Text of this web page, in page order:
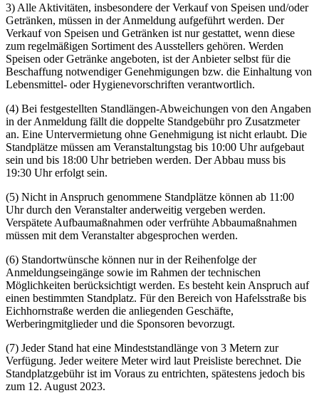
3) Alle Aktivitäten, insbesondere der Verkauf von Speisen und/oder
Getränken, müssen in der Anmeldung aufgeführt werden. Der
Verkauf von Speisen und Getränken ist nur gestattet, wenn diese
zum regelmäßigen Sortiment des Ausstellers gehören. Werden
Speisen oder Getränke angeboten, ist der Anbieter selbst für die
Beschaffung notwendiger Genehmigungen bzw. die Einhaltung von
Lebensmittel- oder Hygienevorschriften verantwortlich.
(4) Bei festgestellten Standlängen-Abweichungen von den Angaben
in der Anmeldung fällt die doppelte Standgebühr pro Zusatzmeter
an. Eine Untervermietung ohne Genehmigung ist nicht erlaubt. Die
Standplätze müssen am Veranstaltungstag bis 10:00 Uhr aufgebaut
sein und bis 18:00 Uhr betrieben werden. Der Abbau muss bis
19:30 Uhr erfolgt sein.
(5) Nicht in Anspruch genommene Standplätze können ab 11:00
Uhr durch den Veranstalter anderweitig vergeben werden.
Verspätete Aufbaumaßnahmen oder verfrühte Abbaumaßnahmen
müssen mit dem Veranstalter abgesprochen werden.
(6) Standortwünsche können nur in der Reihenfolge der
Anmeldungseingänge sowie im Rahmen der technischen
Möglichkeiten berücksichtigt werden. Es besteht kein Anspruch auf
einen bestimmten Standplatz. Für den Bereich von Hafelsstraße bis
Eichhornstraße werden die anliegenden Geschäfte,
Werberingmitglieder und die Sponsoren bevorzugt.
(7) Jeder Stand hat eine Mindeststandlänge von 3 Metern zur
Verfügung. Jeder weitere Meter wird laut Preisliste berechnet. Die
Standplatzgebühr ist im Voraus zu entrichten, spätestens jedoch bis
zum 12. August 2023.